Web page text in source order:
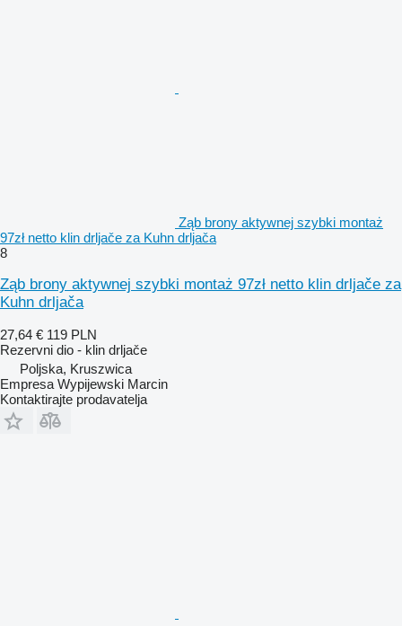
Ząb brony aktywnej szybki montaż
97zł netto klin drljače za Kuhn drljača
8
Ząb brony aktywnej szybki montaż 97zł netto klin drljače za
Kuhn drljača
27,64 € 119 PLN
Rezervni dio - klin drljače
Poljska, Kruszwica
Empresa Wypijewski Marcin
Kontaktirajte prodavatelja